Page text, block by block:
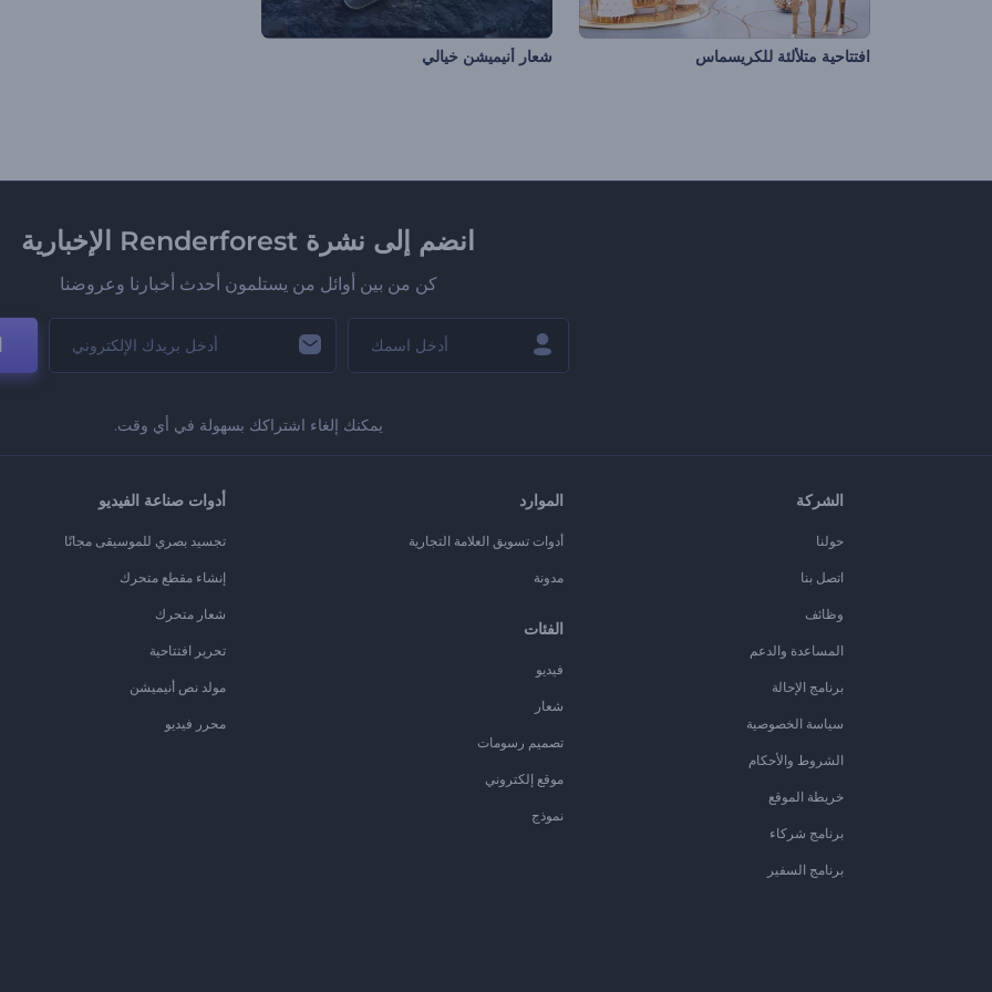
افتتاحية متلألئة للكريسماس شعار أنيميشن خيالي
انضم إلى نشرة Renderforest الإخبارية
كن من بين أوائل من يستلمون أحدث أخبارنا وعروضنا
يمكنك إلغاء اشتراكك بسهولة في أي وقت.
الشركة
حولنا
اتصل بنا
وظائف
المساعدة والدعم
برنامج الإحالة
سياسة الخصوصية
الشروط والأحكام
خريطة الموقع
برنامج شركاء
برنامج السفير
الموارد
أدوات تسويق العلامة التجارية
مدونة
الفئات
فيديو
شعار
تصميم رسومات
موقع إلكتروني
نموذج
أدوات صناعة الفيديو
تجسيد بصري للموسيقى مجانًا
إنشاء مقطع متحرك
شعار متحرك
تحرير افتتاحية
مولد نص أنيميشن
محرر فيديو